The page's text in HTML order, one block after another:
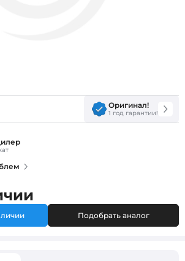
Оригинал!
1 год гарантии!
Подобрать аналог